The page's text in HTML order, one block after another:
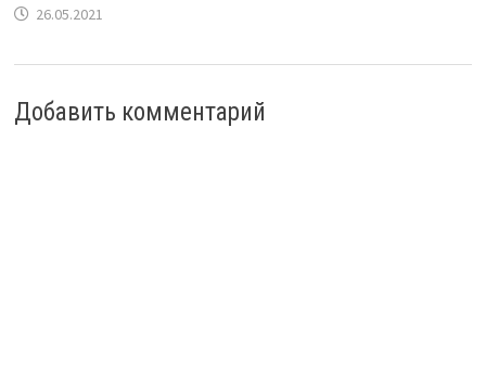
26.05.2021
Добавить комментарий